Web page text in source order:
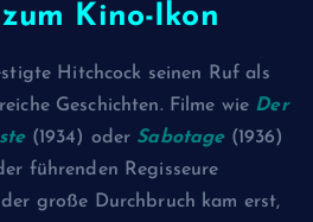
Kino-Ikon
Hitchcock seinen Ruf als
Geschichten. Filme wie Der
(1934) oder Sabotage (1936)
führenden Regisseure
große Durchbruch kam erst,